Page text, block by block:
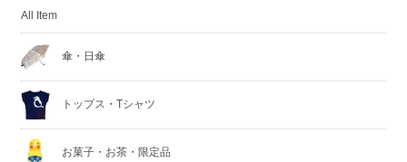
All Item
傘・日傘
トップス・Tシャツ
お菓子・お茶・限定品